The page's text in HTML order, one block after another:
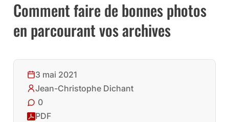
Comment faire de bonnes photos
en parcourant vos archives
3 mai 2021
Jean-Christophe Dichant
0
PDF